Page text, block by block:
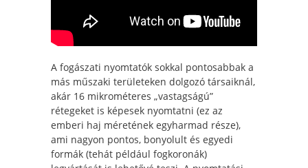
A fogászati nyomtatók sokkal pontosabbak a
más műszaki területeken dolgozó társaiknál,
akár 16 mikrométeres „vastagságú”
rétegeket is képesek nyomtatni (ez az
emberi haj méretének egyharmad része),
ami nagyon pontos, bonyolult és egyedi
formák (tehát például fogkoronák)